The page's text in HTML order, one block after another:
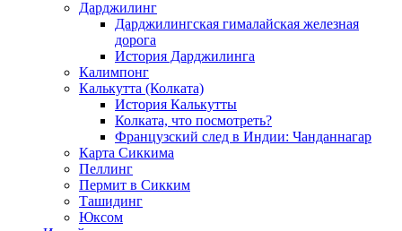
Дарджилинг
Дарджилингская гималайская железная
дорога
История Дарджилинга
Калимпонг
Калькутта (Колката)
История Калькутты
Колката, что посмотреть?
Французский след в Индии: Чанданнагар
Карта Сиккима
Пеллинг
Пермит в Сикким
Ташидинг
Юксом